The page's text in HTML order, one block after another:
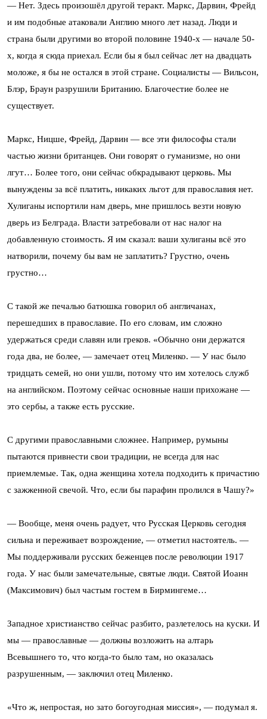
— Нет. Здесь произошёл другой теракт. Маркс, Дарвин, Фрейд
и им подобные атаковали Англию много лет назад. Люди и
страна были другими во второй половине 1940-х — начале 50-
х, когда я сюда приехал. Если бы я был сейчас лет на двадцать
моложе, я бы не остался в этой стране. Социалисты — Вильсон,
Блэр, Браун разрушили Британию. Благочестие более не
существует.
Маркс, Ницше, Фрейд, Дарвин — все эти философы стали
частью жизни британцев. Они говорят о гуманизме, но они
лгут… Более того, они сейчас обкрадывают церковь. Мы
вынуждены за всё платить, никаких льгот для православия нет.
Хулиганы испортили нам дверь, мне пришлось везти новую
дверь из Белграда. Власти затребовали от нас налог на
добавленную стоимость. Я им сказал: ваши хулиганы всё это
натворили, почему бы вам не заплатить? Грустно, очень
грустно…
С такой же печалью батюшка говорил об англичанах,
перешедших в православие. По его словам, им сложно
удержаться среди славян или греков. «Обычно они держатся
года два, не более, — замечает отец Миленко. — У нас было
тридцать семей, но они ушли, потому что им хотелось служб
на английском. Поэтому сейчас основные наши прихожане —
это сербы, а также есть русские.
С другими православными сложнее. Например, румыны
пытаются привнести свои традиции, не всегда для нас
приемлемые. Так, одна женщина хотела подходить к причастию
с зажженной свечой. Что, если бы парафин пролился в Чашу?»
— Вообще, меня очень радует, что Русская Церковь сегодня
сильна и переживает возрождение, — отметил настоятель. —
Мы поддерживали русских беженцев после революции 1917
года. У нас были замечательные, святые люди. Святой Иоанн
(Максимович) был частым гостем в Бирмингеме…
Западное христианство сейчас разбито, разлетелось на куски. И
мы — православные — должны возложить на алтарь
Всевышнего то, что когда-то было там, но оказалась
разрушенным, — заключил отец Миленко.
«Что ж, непростая, но зато богоугодная миссия», — подумал я.